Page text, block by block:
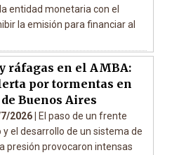
entidad monetaria con el
la emisión para financiar al
ráfagas en el AMBA:
por tormentas en
Buenos Aires
2026 |
El paso de un frente
y el desarrollo de un sistema de
presión provocaron intensas